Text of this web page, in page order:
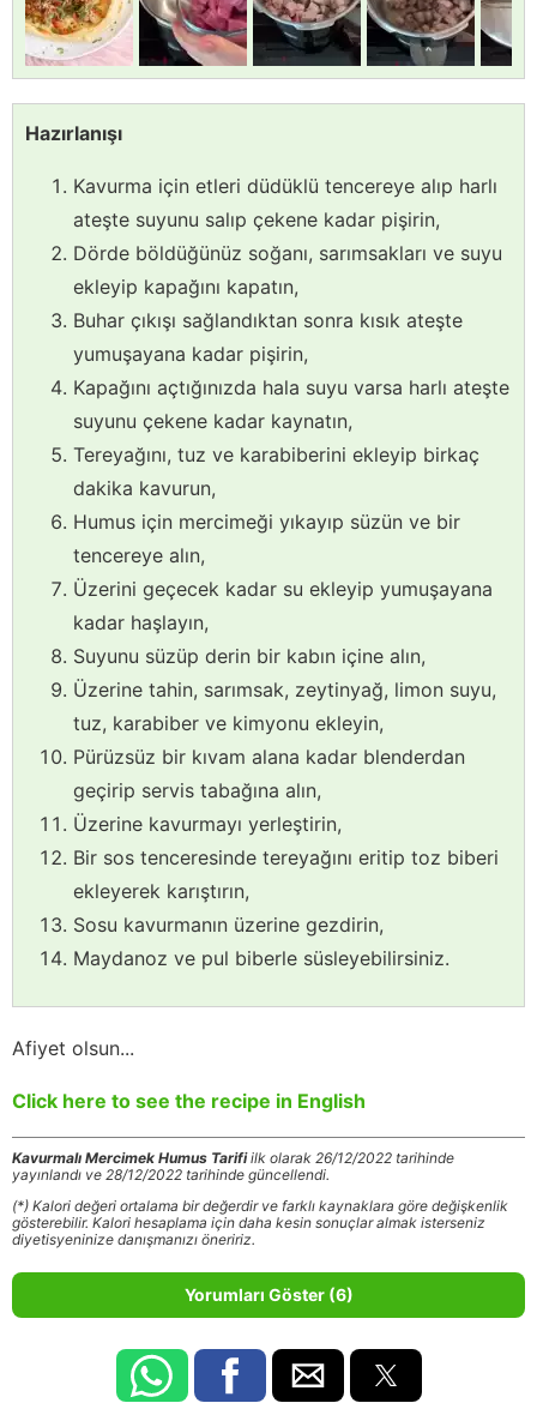
Hazırlanışı
Kavurma için etleri düdüklü tencereye alıp harlı
ateşte suyunu salıp çekene kadar pişirin,
Dörde böldüğünüz soğanı, sarımsakları ve suyu
ekleyip kapağını kapatın,
Buhar çıkışı sağlandıktan sonra kısık ateşte
yumuşayana kadar pişirin,
Kapağını açtığınızda hala suyu varsa harlı ateşte
suyunu çekene kadar kaynatın,
Tereyağını, tuz ve karabiberini ekleyip birkaç
dakika kavurun,
Humus için mercimeği yıkayıp süzün ve bir
tencereye alın,
Üzerini geçecek kadar su ekleyip yumuşayana
kadar haşlayın,
Suyunu süzüp derin bir kabın içine alın,
Üzerine tahin, sarımsak, zeytinyağ, limon suyu,
tuz, karabiber ve kimyonu ekleyin,
Pürüzsüz bir kıvam alana kadar blenderdan
geçirip servis tabağına alın,
Üzerine kavurmayı yerleştirin,
Bir sos tenceresinde tereyağını eritip toz biberi
ekleyerek karıştırın,
Sosu kavurmanın üzerine gezdirin,
Maydanoz ve pul biberle süsleyebilirsiniz.
Afiyet olsun...
Click here to see the recipe in English
Kavurmalı Mercimek Humus Tarifiilk olarak 26/12/2022 tarihinde
yayınlandı ve 28/12/2022 tarihinde güncellendi.
(*) Kalori değeri ortalama bir değerdir ve farklı kaynaklara göre değişkenlik
gösterebilir. Kalori hesaplama için daha kesin sonuçlar almak isterseniz
diyetisyeninize danışmanızı öneririz.
Yorumları Göster (6)